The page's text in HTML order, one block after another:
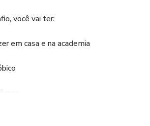
você vai ter:
em casa e na academia